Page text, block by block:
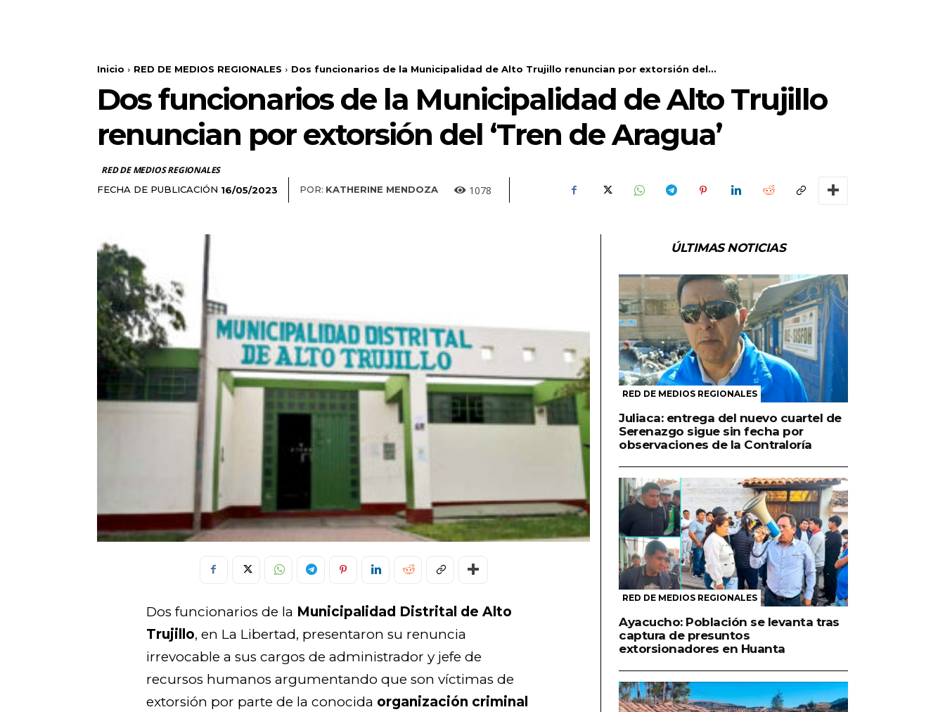
Inicio RED DE MEDIOS REGIONALES Dos funcionarios de la Municipalidad de Alto Trujillo renuncian por extorsión del...
Dos funcionarios de la Municipalidad de Alto Trujillo
renuncian por extorsión del ‘Tren de Aragua’
RED DE MEDIOS REGIONALES
FECHA DE PUBLICACIÓN 16/05/2023 POR: KATHERINE MENDOZA 1078
Dos funcionarios de la Municipalidad Distrital de Alto
Trujillo, en La Libertad, presentaron su renuncia
irrevocable a sus cargos de administrador y jefe de
recursos humanos argumentando que son víctimas de
extorsión por parte de la conocida organización criminal
ÚLTIMAS NOTICIAS
RED DE MEDIOS REGIONALES
Juliaca: entrega del nuevo cuartel de
Serenazgo sigue sin fecha por
observaciones de la Contraloría
RED DE MEDIOS REGIONALES
Ayacucho: Población se levanta tras
captura de presuntos
extorsionadores en Huanta